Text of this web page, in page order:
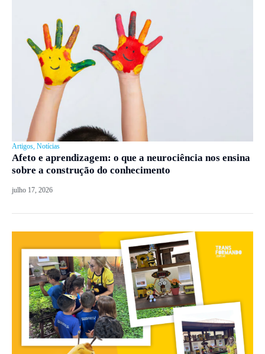
Artigos, Notícias
Afeto e aprendizagem: o que a neurociência nos ensina
sobre a construção do conhecimento
julho 17, 2026